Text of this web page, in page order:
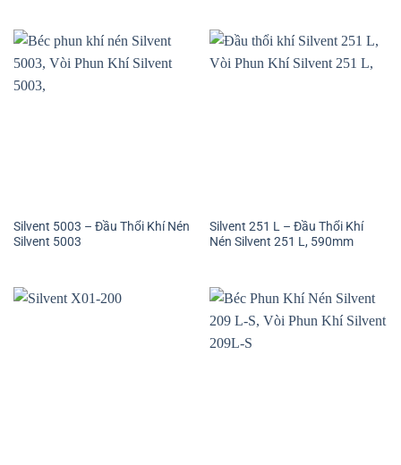
Silvent 5003 – Đầu Thổi Khí Nén
Silvent 5003
Silvent 251 L – Đầu Thổi Khí
Nén Silvent 251 L, 590mm